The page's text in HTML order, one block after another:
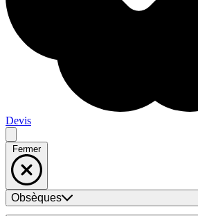
Devis
Fermer
Obsèques